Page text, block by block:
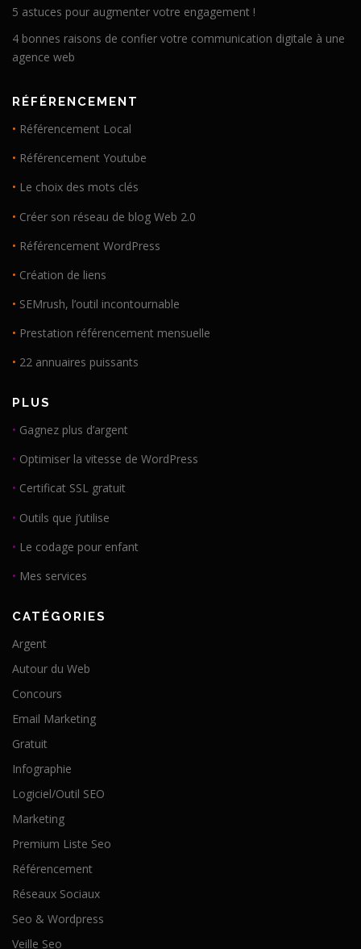
5 astuces pour augmenter votre engagement !
4 bonnes raisons de confier votre communication digitale à une
agence web
RÉFÉRENCEMENT
• Référencement Local
• Référencement Youtube
• Le choix des mots clés
• Créer son réseau de blog Web 2.0
• Référencement WordPress
• Création de liens
• SEMrush, l’outil incontournable
• Prestation référencement mensuelle
• 22 annuaires puissants
PLUS
• Gagnez plus d’argent
• Optimiser la vitesse de WordPress
• Certificat SSL gratuit
• Outils que j’utilise
• Le codage pour enfant
• Mes services
CATÉGORIES
Argent
Autour du Web
Concours
Email Marketing
Gratuit
Infographie
Logiciel/Outil SEO
Marketing
Premium Liste Seo
Référencement
Réseaux Sociaux
Seo & Wordpress
Veille Seo